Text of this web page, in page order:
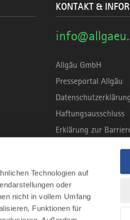
Technologien auf
oder
nicht in vollem Umfang
Funktionen für
KONTAKT &
Allgäu GmbH
Presseportal Allgäu
Haftungsausschluss
Erklärung zur